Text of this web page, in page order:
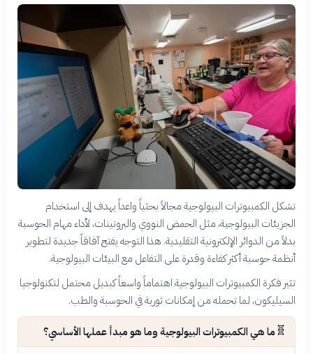
تشكل الكمبيوترات البيولوجية مجالاً بحثياً واعداً يهدف إلى استخدام
الجزيئات البيولوجية، مثل الحمض النووي والبروتينات، لأداء مهام الحوسبة
بدلاً من الدوائر الإلكترونية التقليدية. هذا التوجه يفتح آفاقاً جديدة لتطوير
أنظمة حوسبة أكثر كفاءة وقدرة على التفاعل مع البيئات البيولوجية.
تثير فكرة الكمبيوترات البيولوجية اهتماماً واسعاً كبديل محتمل لتكنولوجيا
السيليكون، لما تحمله من إمكانات ثورية في الحوسبة والطب.
🧬 ما هي الكمبيوترات البيولوجية وما هو مبدأ عملها الأساسي؟